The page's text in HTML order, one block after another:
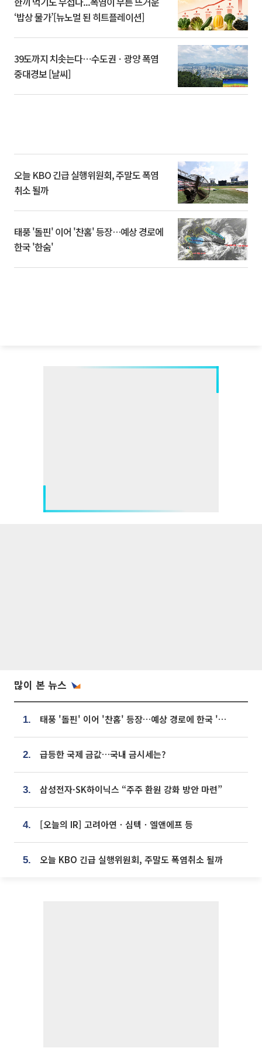
‘밥상 물가’[뉴노멀 된 히트플레이션]
39도까지 치솟는다⋯수도권ㆍ광양 폭염
중대경보 [날씨]
오늘 KBO 긴급 실행위원회, 주말도 폭염
취소 될까
태풍 '돌핀' 이어 '찬홈' 등장…예상 경로에
한국 '한숨'
많이 본 뉴스
1. 태풍 '돌핀' 이어 '찬홈' 등장…예상 경로에 한국 '한숨'
2. 급등한 국제 금값…국내 금시세는?
3. 삼성전자·SK하이닉스 “주주 환원 강화 방안 마련”
4. [오늘의 IR] 고려아연ㆍ심텍ㆍ엘앤에프 등
5. 오늘 KBO 긴급 실행위원회, 주말도 폭염취소 될까